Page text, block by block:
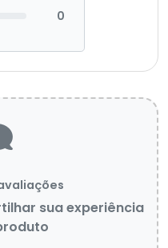
0
sua experiência